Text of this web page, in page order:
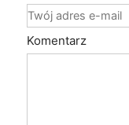
Komentarz